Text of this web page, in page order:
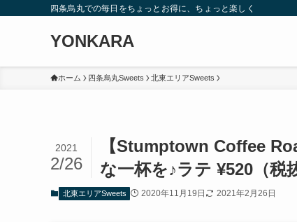
四条烏丸での毎日をちょっとお得に、ちょっと楽しく
YONKARA
ホーム 四条烏丸Sweets 北東エリアSweets
【Stumptown Coffee
な一杯を♪ラテ ¥520（税
2021
2/26
北東エリアSweets 2020年11月19日 2021年2月26日